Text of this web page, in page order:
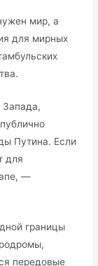
мир, а
для мирных
Путина. Если
для
—
границы
передовые